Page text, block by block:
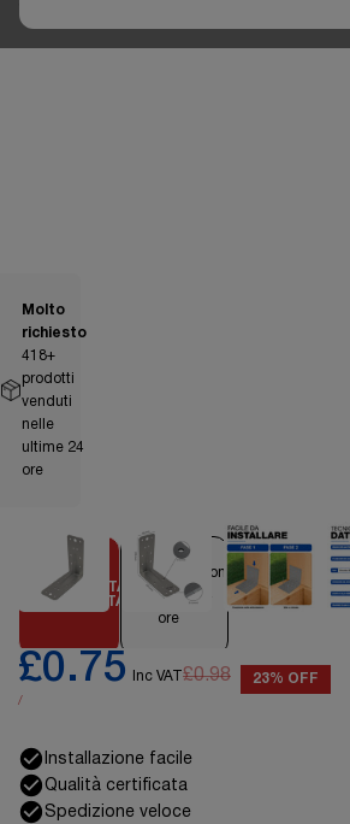
OFFERTA
LIMITATA
Spedizione
entro 24
ore
Molto
richiesto
418+
prodotti
venduti
nelle
ultime 24
ore
£0.98
£0.75 Inc VAT
/
23% OFF
Installazione facile
Qualità certificata
Spedizione veloce